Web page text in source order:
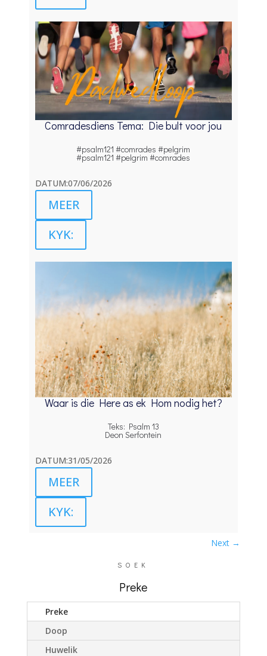
Comradesdiens Tema: Die bult voor jou
#psalm121 #comrades #pelgrim
#psalm121 #pelgrim #comrades
DATUM:07/06/2026
MEER
KYK:
Waar is die Here as ek Hom nodig het?
Teks: Psalm 13
Deon Serfontein
DATUM:31/05/2026
MEER
KYK:
Next →
SOEK
Preke
Preke
Doop
Huwelik